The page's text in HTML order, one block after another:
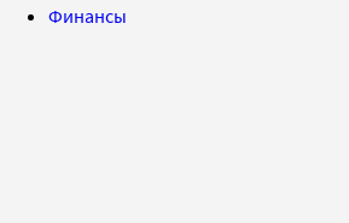
Финансы